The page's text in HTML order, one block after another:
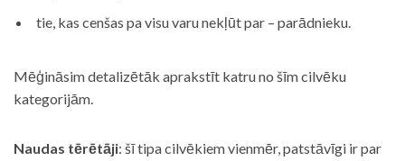
tie, kas cenšas pa visu varu nekļūt par – parādnieku.
Mēģināsim detalizētāk aprakstīt katru no šīm cilvēku
kategorijām.
Naudas tērētāji: šī tipa cilvēkiem vienmēr, patstāvīgi ir par